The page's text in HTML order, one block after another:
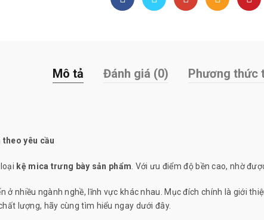
Mô tả Đánh giá (0) Phương thức
theo yêu cầu
kệ mica trưng bày sản phẩm . Với ưu điểm độ bền cao, nhờ
ở nhiều ngành nghề, lĩnh vực khác nhau. Mục đích chính là giới
lượng, hãy cùng tìm hiểu ngay dưới đây.